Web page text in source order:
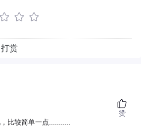
打赏
比较简单一点...........
赞